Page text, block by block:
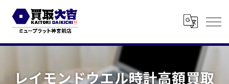
レイモンドウエル時計高額買取